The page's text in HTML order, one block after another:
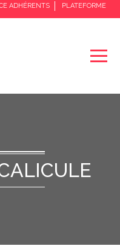
ADHÉRENTS PLATEFORME